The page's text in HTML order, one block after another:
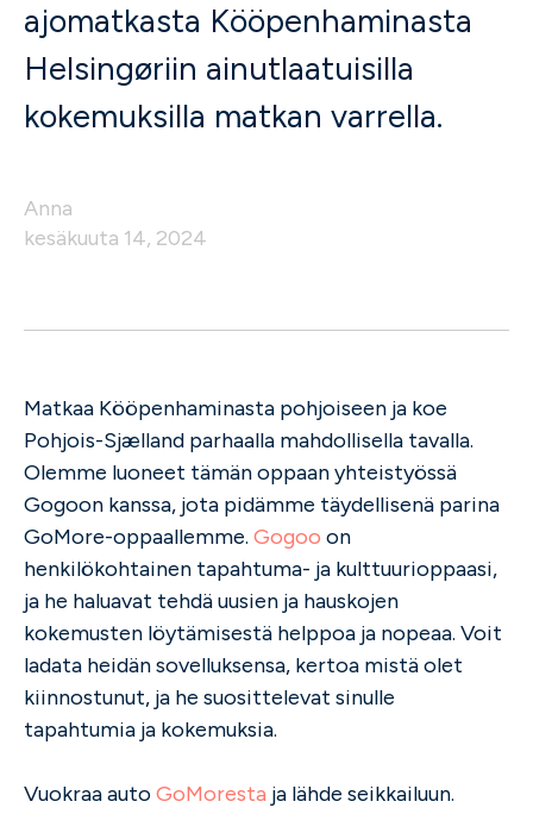
ajomatkasta Kööpenhaminasta
Helsingøriin ainutlaatuisilla
kokemuksilla matkan varrella.
Anna
kesäkuuta 14, 2024
Matkaa Kööpenhaminasta pohjoiseen ja koe
Pohjois-Sjælland parhaalla mahdollisella tavalla.
Olemme luoneet tämän oppaan yhteistyössä
Gogoon kanssa, jota pidämme täydellisenä parina
GoMore-oppaallemme. Gogoo on
henkilökohtainen tapahtuma- ja kulttuurioppaasi,
ja he haluavat tehdä uusien ja hauskojen
kokemusten löytämisestä helppoa ja nopeaa. Voit
ladata heidän sovelluksensa, kertoa mistä olet
kiinnostunut, ja he suosittelevat sinulle
tapahtumia ja kokemuksia.
Vuokraa autoGoMoresta ja lähde seikkailuun.